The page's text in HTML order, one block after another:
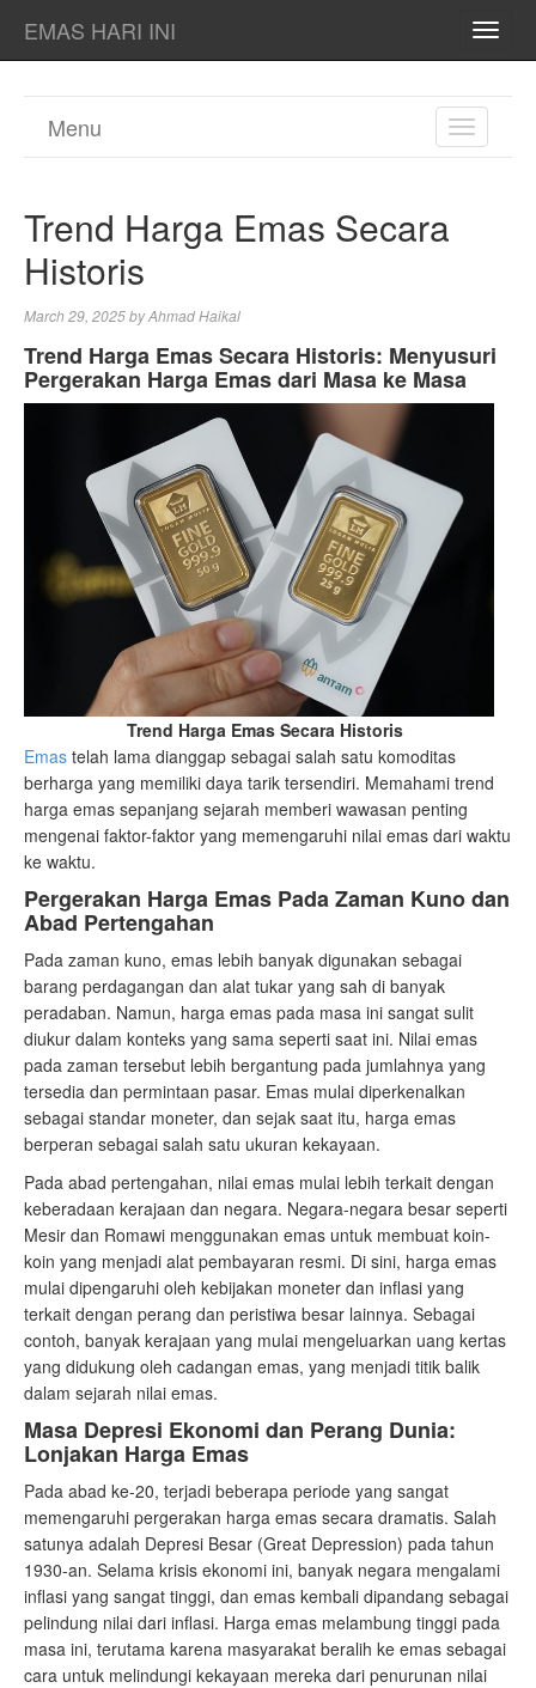
EMAS HARI INI
TOGGLE
Menu
Trend Harga Emas Secara
Historis
March 29, 2025byAhmad Haikal
Trend Harga Emas Secara Historis: Menyusuri
Pergerakan Harga Emas dari Masa ke Masa
Trend Harga Emas Secara Historis
Emas telah lama dianggap sebagai salah satu komoditas
berharga yang memiliki daya tarik tersendiri. Memahami trend
harga emas sepanjang sejarah memberi wawasan penting
mengenai faktor-faktor yang memengaruhi nilai emas dari waktu
ke waktu.
Pergerakan Harga Emas Pada Zaman Kuno dan
Abad Pertengahan
Pada zaman kuno, emas lebih banyak digunakan sebagai
barang perdagangan dan alat tukar yang sah di banyak
peradaban. Namun, harga emas pada masa ini sangat sulit
diukur dalam konteks yang sama seperti saat ini. Nilai emas
pada zaman tersebut lebih bergantung pada jumlahnya yang
tersedia dan permintaan pasar. Emas mulai diperkenalkan
sebagai standar moneter, dan sejak saat itu, harga emas
berperan sebagai salah satu ukuran kekayaan.
Pada abad pertengahan, nilai emas mulai lebih terkait dengan
keberadaan kerajaan dan negara. Negara-negara besar seperti
Mesir dan Romawi menggunakan emas untuk membuat koin-
koin yang menjadi alat pembayaran resmi. Di sini, harga emas
mulai dipengaruhi oleh kebijakan moneter dan inflasi yang
terkait dengan perang dan peristiwa besar lainnya. Sebagai
contoh, banyak kerajaan yang mulai mengeluarkan uang kertas
yang didukung oleh cadangan emas, yang menjadi titik balik
dalam sejarah nilai emas.
Masa Depresi Ekonomi dan Perang Dunia:
Lonjakan Harga Emas
Pada abad ke-20, terjadi beberapa periode yang sangat
memengaruhi pergerakan harga emas secara dramatis. Salah
satunya adalah Depresi Besar (Great Depression) pada tahun
1930-an. Selama krisis ekonomi ini, banyak negara mengalami
inflasi yang sangat tinggi, dan emas kembali dipandang sebagai
pelindung nilai dari inflasi. Harga emas melambung tinggi pada
masa ini, terutama karena masyarakat beralih ke emas sebagai
cara untuk melindungi kekayaan mereka dari penurunan nilai